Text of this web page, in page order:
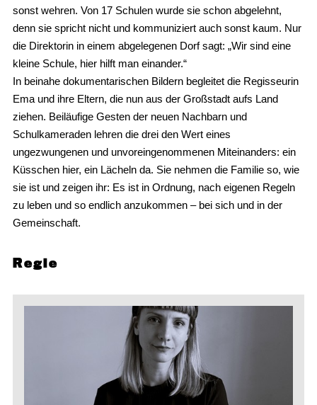
sonst wehren. Von 17 Schulen wurde sie schon abgelehnt,
denn sie spricht nicht und kommuniziert auch sonst kaum. Nur
die Direktorin in einem abgelegenen Dorf sagt: „Wir sind eine
kleine Schule, hier hilft man einander.“
In beinahe dokumentarischen Bildern begleitet die Regisseurin
Ema und ihre Eltern, die nun aus der Großstadt aufs Land
ziehen. Beiläufige Gesten der neuen Nachbarn und
Schulkameraden lehren die drei den Wert eines
ungezwungenen und unvoreingenommenen Miteinanders: ein
Küsschen hier, ein Lächeln da. Sie nehmen die Familie so, wie
sie ist und zeigen ihr: Es ist in Ordnung, nach eigenen Regeln
zu leben und so endlich anzukommen – bei sich und in der
Gemeinschaft.
Regie